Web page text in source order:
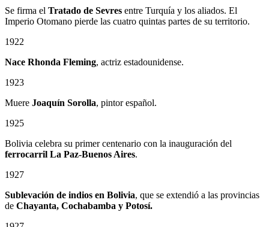
Se firma el Tratado de Sevres entre Turquía y los aliados. El
Imperio Otomano pierde las cuatro quintas partes de su territorio.
1922
Nace Rhonda Fleming, actriz estadounidense.
1923
Muere Joaquín Sorolla, pintor español.
1925
Bolivia celebra su primer centenario con la inauguración del
ferrocarril La Paz-Buenos Aires.
1927
Sublevación de indios en Bolivia, que se extendió a las provincias
de Chayanta, Cochabamba y Potosí.